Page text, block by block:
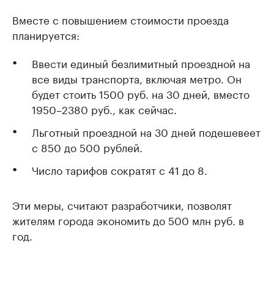
Вместе с повышением стоимости проезда
планируется:
Ввести единый безлимитный проездной на
все виды транспорта, включая метро. Он
будет стоить 1500 руб. на 30 дней, вместо
1950–2380 руб., как сейчас.
Льготный проездной на 30 дней подешевеет
с 850 до 500 рублей.
Число тарифов сократят с 41 до 8.
Эти меры, считают разработчики, позволят
жителям города экономить до 500 млн руб. в
год.